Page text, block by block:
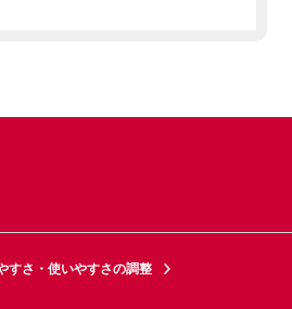
すさ・使いやすさの調整